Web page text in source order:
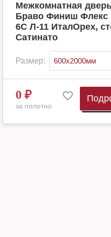
Межкомнатная
Браво Финиш Флекс
6С Л-11 ИталОрех,
Сатинато
Размер:
0 ₽
за полотно